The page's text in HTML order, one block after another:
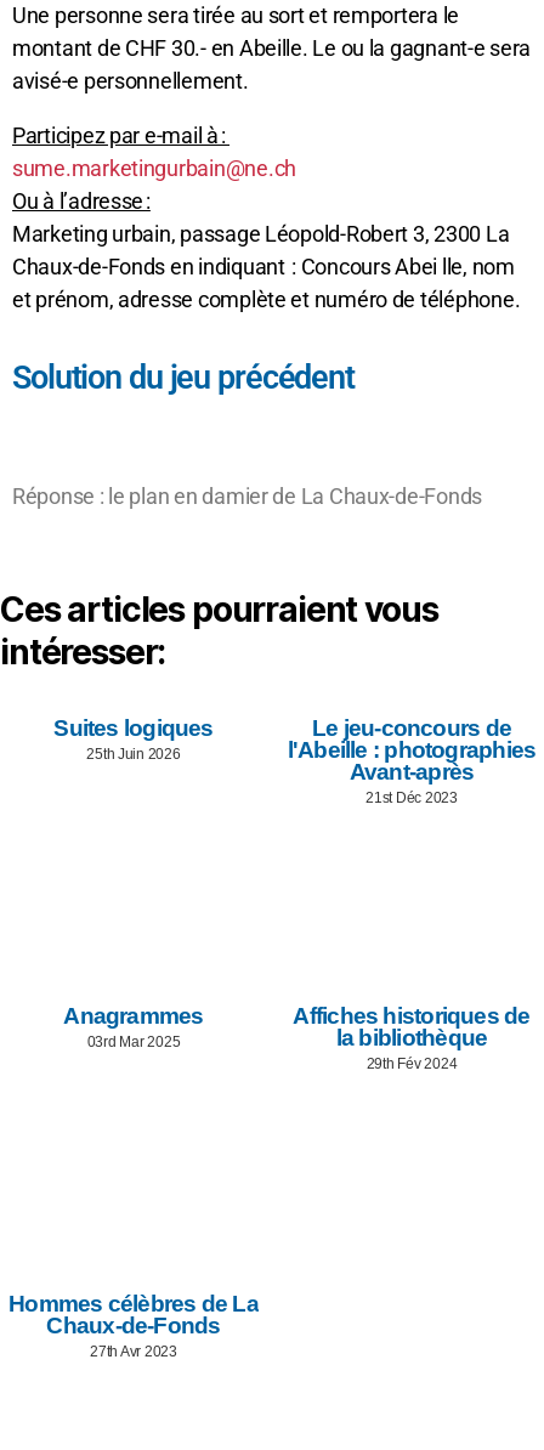
Une personne sera tirée au sort et remportera le
montant de CHF 30.- en Abeille. Le ou la gagnant-e sera
avisé-e personnellement.
Participez par e-mail à :
sume.marketingurbain@ne.ch
Ou à l’adresse :
Marketing urbain, passage Léopold-Robert 3, 2300 La
Chaux-de-Fonds en indiquant : Concours Abei lle, nom
et prénom, adresse complète et numéro de téléphone.
Solution du jeu précédent
Réponse : le plan en damier de La Chaux-de-Fonds
Ces articles pourraient vous
intéresser:
Suites logiques
25th Juin 2026
Le jeu-concours de
l'Abeille : photographies
Avant-après
21st Déc 2023
Anagrammes
03rd Mar 2025
Affiches historiques de
la bibliothèque
29th Fév 2024
Hommes célèbres de La
Chaux-de-Fonds
27th Avr 2023